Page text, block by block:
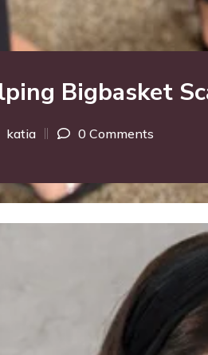
Bigbasket
katia 0 Comments